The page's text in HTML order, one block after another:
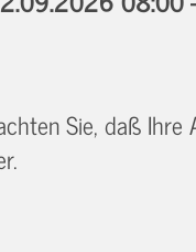
Sie, daß